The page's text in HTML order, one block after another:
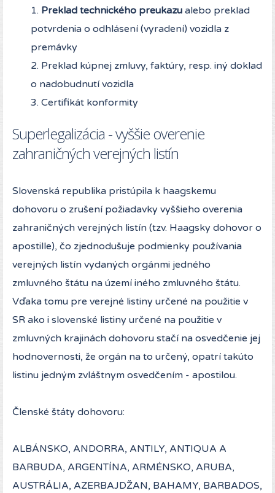
1. Preklad technického preukazu alebo preklad
potvrdenia o odhlásení (vyradení) vozidla z
premávky
2. Preklad kúpnej zmluvy, faktúry, resp. iný doklad
o nadobudnutí vozidla
3. Certifikát konformity
Superlegalizácia - vyššie overenie
zahraničných verejných listín
Slovenská republika pristúpila k haagskemu
dohovoru o zrušení požiadavky vyššieho overenia
zahraničných verejných listín (tzv. Haagsky dohovor o
apostille), čo zjednodušuje podmienky používania
verejných listín vydaných orgánmi jedného
zmluvného štátu na území iného zmluvného štátu.
Vďaka tomu pre verejné listiny určené na použitie v
SR ako i slovenské listiny určené na použitie v
zmluvných krajinách dohovoru stačí na osvedčenie jej
hodnovernosti, že orgán na to určený, opatrí takúto
listinu jedným zvláštnym osvedčením - apostilou.
Členské štáty dohovoru:
ALBÁNSKO, ANDORRA, ANTILY, ANTIQUA A
BARBUDA, ARGENTÍNA, ARMÉNSKO, ARUBA,
AUSTRÁLIA, AZERBAJDŽAN, BAHAMY, BARBADOS,